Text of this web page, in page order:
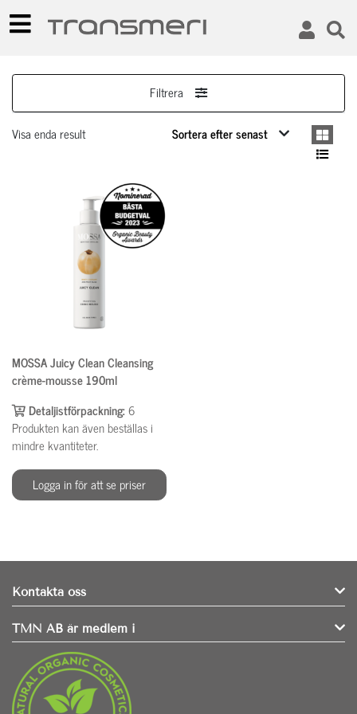
Filtrera
Visa enda result
MOSSA Juicy Clean Cleansing
crème-mousse 190ml
Detaljistförpackning:6
Produkten kan även beställas i
mindre kvantiteter.
Logga in för att se priser
Kontakta oss
TMN AB är medlem i